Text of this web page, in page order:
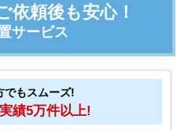
ーカー系正規ルート品です。
いません。